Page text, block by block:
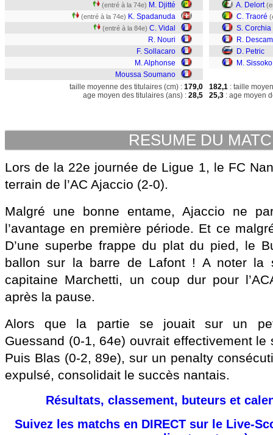
(entré à la 74e) M. Djitté
(entré à la 74e) K. Spadanuda
(entré à la 84e) C. Vidal
R. Nouri
F. Sollacaro
M. Alphonse
Moussa Soumano
A. Delort
C. Traoré
S. Corchia
R.
D. Petric
M. Sissoko
taille moyenne des titulaires (cm) : 179,0
age moyen des titulaires (ans) : 28,5
182,1 : taille
25,3 : age moyen
RESUME DU
Lors de la 22e journée de Ligue 1, le FC
terrain de l’AC Ajaccio (2-0).
Malgré une bonne entame, Ajaccio ne
l’avantage en première période. Et ce
D’une superbe frappe du plat du pied, le
ballon sur la barre de Lafont ! A noter la
capitaine Marchetti, un coup dur pour
après la pause.
Alors que la partie se jouait sur un
Guessand (0-1, 64e) ouvrait effectivement le
Puis Blas (0-2, 89e), sur un penalty
expulsé, consolidait le succès nantais.
Résultats, classement, buteurs et
Suivez les matchs en DIRECT sur le Live-